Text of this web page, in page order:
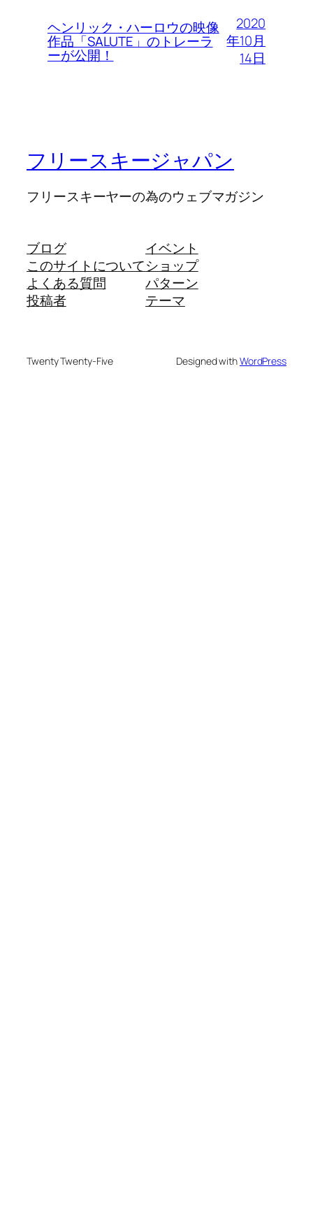
ヘンリック・ハーロウの映像
作品「SALUTE」のトレーラ
ーが公開！
2020
年10月
14日
フリースキージャパン
フリースキーヤーの為のウェブマガジン
ブログ
このサイトについて
よくある質問
投稿者
イベント
ショップ
パターン
テーマ
Twenty Twenty-Five Designed withWordPress